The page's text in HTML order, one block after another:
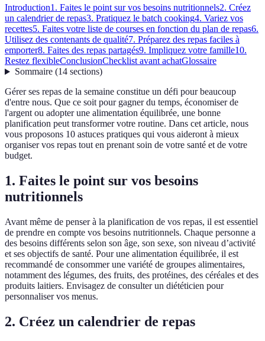
Introduction1. Faites le point sur vos besoins nutritionnels2. Créez
un calendrier de repas3. Pratiquez le batch cooking4. Variez vos
recettes5. Faites votre liste de courses en fonction du plan de repas6.
Utilisez des contenants de qualité7. Préparez des repas faciles à
emporter8. Faites des repas partagés9. Impliquez votre famille10.
Restez flexibleConclusionChecklist avant achatGlossaire
Sommaire(14 sections)
Gérer ses repas de la semaine constitue un défi pour beaucoup
d'entre nous. Que ce soit pour gagner du temps, économiser de
l'argent ou adopter une alimentation équilibrée, une bonne
planification peut transformer votre routine. Dans cet article, nous
vous proposons 10 astuces pratiques qui vous aideront à mieux
organiser vos repas tout en prenant soin de votre santé et de votre
budget.
1. Faites le point sur vos besoins
nutritionnels
Avant même de penser à la planification de vos repas, il est essentiel
de prendre en compte vos besoins nutritionnels. Chaque personne a
des besoins différents selon son âge, son sexe, son niveau d’activité
et ses objectifs de santé. Pour une alimentation équilibrée, il est
recommandé de consommer une variété de groupes alimentaires,
notamment des légumes, des fruits, des protéines, des céréales et des
produits laitiers. Envisagez de consulter un diététicien pour
personnaliser vos menus.
2. Créez un calendrier de repas